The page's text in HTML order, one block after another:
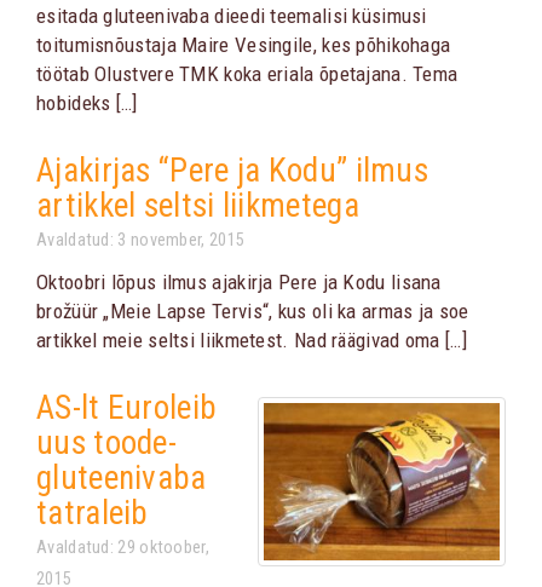
esitada gluteenivaba dieedi teemalisi küsimusi
toitumisnõustaja Maire Vesingile, kes põhikohaga
töötab Olustvere TMK koka eriala õpetajana. Tema
hobideks […]
Ajakirjas “Pere ja Kodu” ilmus
artikkel seltsi liikmetega
Avaldatud: 3 november, 2015
Oktoobri lõpus ilmus ajakirja Pere ja Kodu lisana
brožüür „Meie Lapse Tervis“, kus oli ka armas ja soe
artikkel meie seltsi liikmetest. Nad räägivad oma […]
AS-lt Euroleib
uus toode-
gluteenivaba
tatraleib
Avaldatud: 29 oktoober,
2015